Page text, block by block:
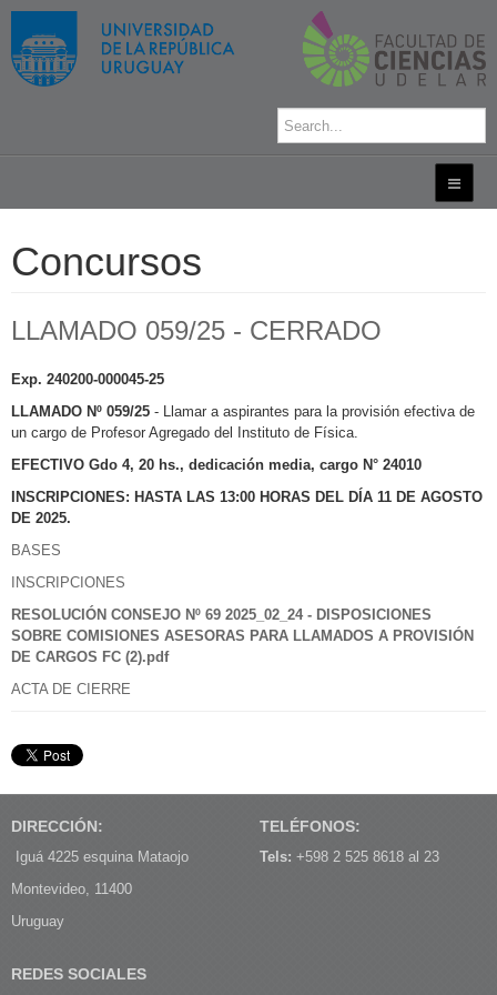
Concursos
LLAMADO 059/25 - CERRADO
Exp. 240200-000045-25
LLAMADO Nº 059/25 - Llamar a aspirantes para la provisión efectiva de
un cargo de Profesor Agregado del Instituto de Física.
EFECTIVO Gdo 4, 20 hs., dedicación media, cargo N° 24010
INSCRIPCIONES: HASTA LAS 13:00 HORAS DEL DÍA 11 DE AGOSTO
DE 2025.
BASES
INSCRIPCIONES
RESOLUCIÓN CONSEJO Nº 69 2025_02_24 - DISPOSICIONES
SOBRE COMISIONES ASESORAS PARA LLAMADOS A PROVISIÓN
DE CARGOS FC (2).pdf
ACTA DE CIERRE
DIRECCIÓN:
Iguá 4225 esquina Mataojo
Montevideo, 11400
Uruguay
TELÉFONOS:
Tels: +598 2 525 8618 al 23
REDES SOCIALES